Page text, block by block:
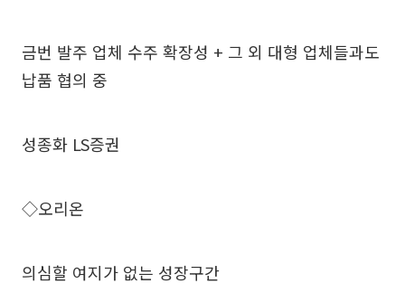
금번 발주 업체 수주 확장성 + 그 외 대형 업체들과도
납품 협의 중
성종화 LS증권
◇오리온
의심할 여지가 없는 성장구간